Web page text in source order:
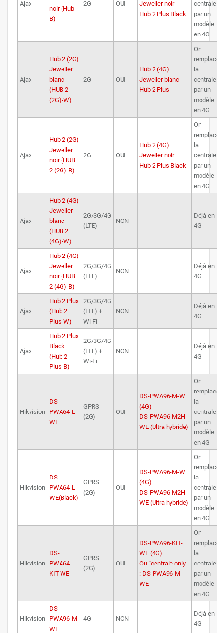
Ajax
noir (Hub-
B)
2G OUI
Jeweller noir
Hub 2 Plus Black
centrale
par un
modèle
en 4G
Ajax
Hub 2 (2G)
Jeweller
blanc
(HUB 2
(2G)-W)
2G OUI
Hub 2 (4G)
Jeweller blanc
Hub 2 Plus
On
la
centrale
par un
modèle
en 4G
Ajax
Hub 2 (2G)
Jeweller
noir (HUB
2 (2G)-B)
2G OUI
Hub 2 (4G)
Jeweller noir
Hub 2 Plus Black
On
la
centrale
par un
modèle
en 4G
Ajax
Hub 2 (4G)
Jeweller
blanc
(HUB 2
(4G)-W)
2G/3G/4G
(LTE)
NON
Déjà en
4G
Ajax
Hub 2 (4G)
Jeweller
noir (HUB
2 (4G)-B)
2G/3G/4G
(LTE)
NON
Déjà en
4G
Ajax
Hub 2 Plus
(Hub 2
Plus-W)
2G/3G/4G
(LTE) +
Wi-Fi
NON
Déjà en
4G
Ajax
Hub 2 Plus
Black
(Hub 2
Plus-B)
2G/3G/4G
(LTE) +
Wi-Fi
NON
Déjà en
4G
Hikvision
DS-
PWA64-L-
WE
GPRS
(2G)
OUI
DS-PWA96-M-WE
(4G)
DS-PWA96-M2H-
WE (Ultra hybride)
On
la
centrale
par un
modèle
en 4G
Hikvision
DS-
PWA64-L-
WE(Black)
GPRS
(2G)
OUI
DS-PWA96-M-WE
(4G)
DS-PWA96-M2H-
WE (Ultra hybride)
On
la
centrale
par un
modèle
en 4G
Hikvision
DS-
PWA64-
KIT-WE
GPRS
(2G)
OUI
DS-PWA96-KIT-
WE (4G)
Ou “centrale only”
: DS-PWA96-M-
WE
On
la
centrale
par un
modèle
en 4G
Hikvision
DS-
PWA96-M-
WE
4G NON
Déjà en
4G